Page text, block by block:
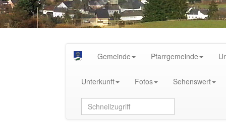
Gemeinde Pfarrgemeinde
Unterkunft Fotos Sehenswert